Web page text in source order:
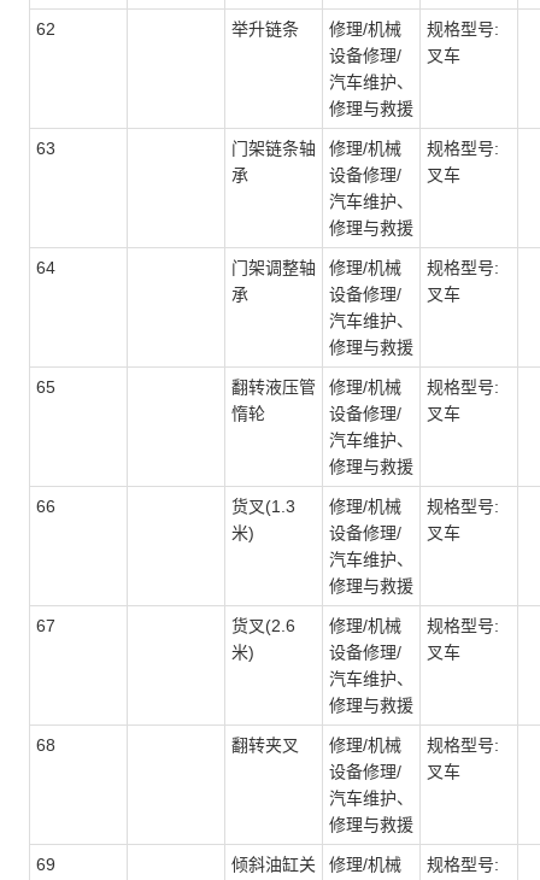
62 举升链条
修理/机械
设备修理/
汽车维护、
修理与救援
规格型号:
叉车
63
门架链条轴
承
修理/机械
设备修理/
汽车维护、
修理与救援
规格型号:
叉车
64
门架调整轴
承
修理/机械
设备修理/
汽车维护、
修理与救援
规格型号:
叉车
65
翻转液压管
惰轮
修理/机械
设备修理/
汽车维护、
修理与救援
规格型号:
叉车
66
货叉(1.3
米)
修理/机械
设备修理/
汽车维护、
修理与救援
规格型号:
叉车
67
货叉(2.6
米)
修理/机械
设备修理/
汽车维护、
修理与救援
规格型号:
叉车
68 翻转夹叉
修理/机械
设备修理/
汽车维护、
修理与救援
规格型号:
叉车
69
倾斜油缸关
修理/机械
规格型号: